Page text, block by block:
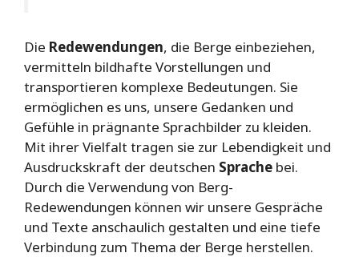
Die Redewendungen, die Berge einbeziehen,
vermitteln bildhafte Vorstellungen und
transportieren komplexe Bedeutungen. Sie
ermöglichen es uns, unsere Gedanken und
Gefühle in prägnante Sprachbilder zu kleiden.
Mit ihrer Vielfalt tragen sie zur Lebendigkeit und
Ausdruckskraft der deutschen Sprache bei.
Durch die Verwendung von Berg-
Redewendungen können wir unsere Gespräche
und Texte anschaulich gestalten und eine tiefe
Verbindung zum Thema der Berge herstellen.